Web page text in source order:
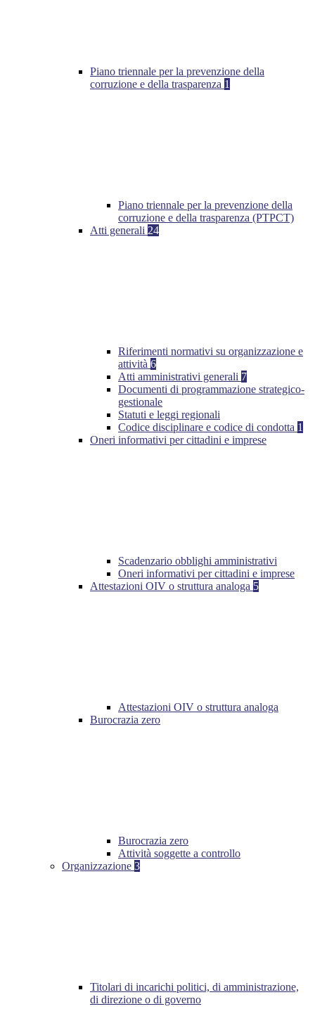
Piano triennale per la prevenzione della
corruzione e della trasparenza 1
Piano triennale per la prevenzione della
corruzione e della trasparenza (PTPCT)
Atti generali 24
Riferimenti normativi su organizzazione e
attività 6
Atti amministrativi generali 7
Documenti di programmazione strategico-
gestionale
Statuti e leggi regionali
Codice disciplinare e codice di condotta 1
Oneri informativi per cittadini e imprese
Scadenzario obblighi amministrativi
Oneri informativi per cittadini e imprese
Attestazioni OIV o struttura analoga 5
Attestazioni OIV o struttura analoga
Burocrazia zero
Burocrazia zero
Attività soggette a controllo
Organizzazione 3
Titolari di incarichi politici, di amministrazione,
di direzione o di governo